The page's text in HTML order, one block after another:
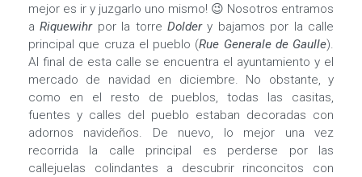
mejor es ir y juzgarlo uno mismo! 😉 Nosotros entramos
aRiquewihrpor la torreDoldery bajamos por la calle
principal que cruza el pueblo (Rue Generale de Gaulle).
Al final de esta calle se encuentra el ayuntamiento y el
mercado de navidad en diciembre. No obstante, y
como en el resto de pueblos, todas las casitas,
fuentes y calles del pueblo estaban decoradas con
adornos navideños. De nuevo, lo mejor una vez
recorrida la calle principal es perderse por las
callejuelas colindantes a descubrir rinconcitos con